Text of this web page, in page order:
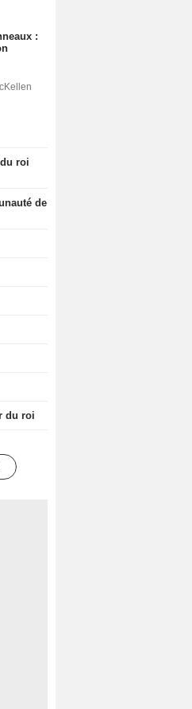
:
roi
de
du roi